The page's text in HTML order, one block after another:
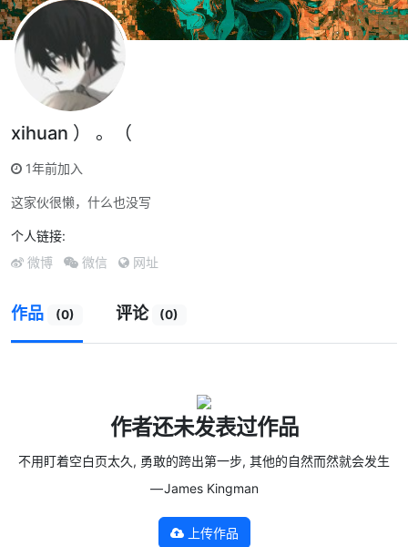
xihuan ） 。（
1年前加入
这家伙很懒，什么也没写
个人链接:
微博 微信 网址
作品 (0) 评论 (0)
作者还未发表过作品
不用盯着空白页太久, 勇敢的跨出第一步, 其他的自然而然就会发生
— James Kingman
上传作品